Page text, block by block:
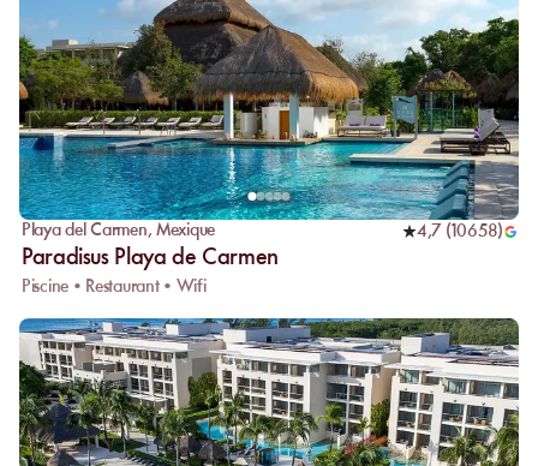
Playa del Carmen, Mexique 4,7 (10658)
Paradisus Playa de Carmen
Piscine • Restaurant • Wifi